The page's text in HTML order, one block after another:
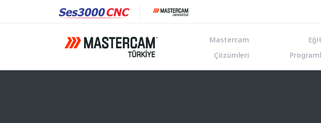
Mastercam
Çözümleri